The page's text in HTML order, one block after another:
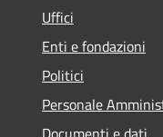
Uffici
Enti e fondazioni
Politici
Personale